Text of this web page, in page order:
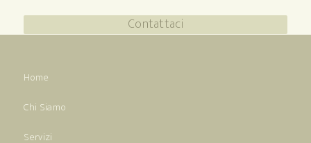
Contattaci
Home
Chi Siamo
Servizi